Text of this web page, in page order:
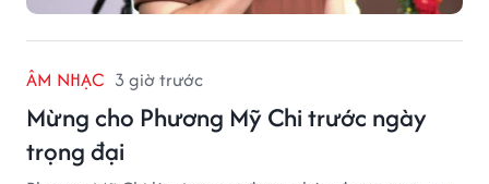
ÂM NHẠC 3 giờ trước
Mừng cho Phương Mỹ Chi trước ngày
trọng đại